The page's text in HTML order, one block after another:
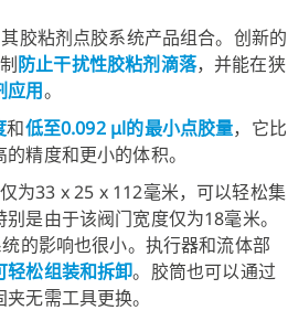
胶粘剂点胶系统产品组合。创新的
防止干扰性胶粘剂滴落，并能在狭
应用。
和低至0.092 μl的最小点胶量，它比
精度和更小的体积。
为33 x 25 x 112毫米，可以轻松集
是由于该阀门宽度仅为18毫米。
的影响也很小。执行器和流体部
轻松组装和拆卸。胶筒也可以通过
无需工具更换。